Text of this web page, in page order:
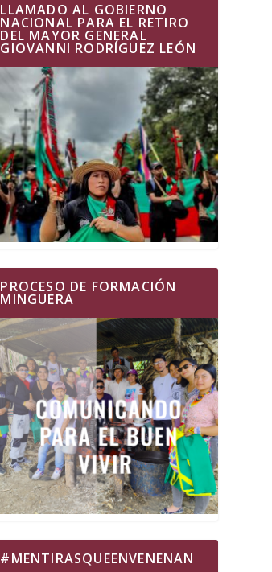
LLAMADO AL GOBIERNO
NACIONAL PARA EL RETIRO
DEL MAYOR GENERAL
GIOVANNI RODRÍGUEZ LEÓN
PROCESO DE FORMACIÓN
MINGUERA
#MENTIRASQUEENVENENAN